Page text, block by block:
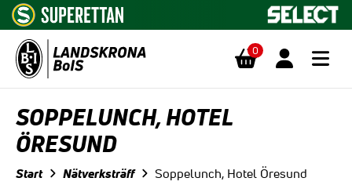
0
SOPPELUNCH, HOTEL
ÖRESUND
Start Nätverksträff Soppelunch, Hotel Öresund